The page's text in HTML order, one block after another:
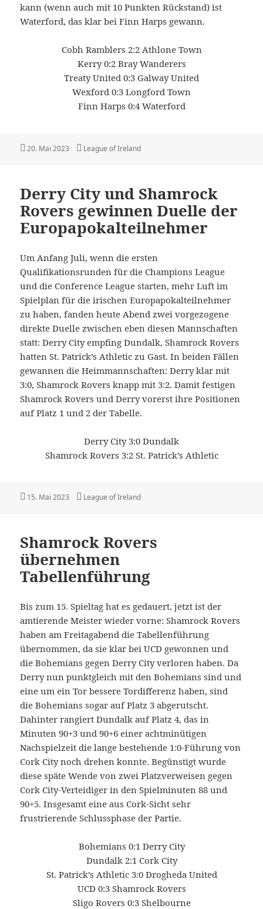
kann (wenn auch mit 10 Punkten Rückstand) ist
Waterford, das klar bei Finn Harps gewann.
Cobh Ramblers 2:2 Athlone Town
Kerry 0:2 Bray Wanderers
Treaty United 0:3 Galway United
Wexford 0:3 Longford Town
Finn Harps 0:4 Waterford
Veröffentlicht
20. Mai 2023 Kategorien
League of Ireland
Derry City und Shamrock
Rovers gewinnen Duelle der
Europapokalteilnehmer
Um Anfang Juli, wenn die ersten
Qualifikationsrunden für die Champions League
und die Conference League starten, mehr Luft im
Spielplan für die irischen Europapokalteilnehmer
zu haben, fanden heute Abend zwei vorgezogene
direkte Duelle zwischen eben diesen Mannschaften
statt: Derry City empfing Dundalk, Shamrock Rovers
hatten St. Patrick’s Athletic zu Gast. In beiden Fällen
gewannen die Heimmannschaften: Derry klar mit
3:0, Shamrock Rovers knapp mit 3:2. Damit festigen
Shamrock Rovers und Derry vorerst ihre Positionen
auf Platz 1 und 2 der Tabelle.
Derry City 3:0 Dundalk
Shamrock Rovers 3:2 St. Patrick’s Athletic
Veröffentlicht
15. Mai 2023 Kategorien
League of Ireland
Shamrock Rovers
übernehmen
Tabellenführung
Bis zum 15. Spieltag hat es gedauert, jetzt ist der
amtierende Meister wieder vorne: Shamrock Rovers
haben am Freitagabend die Tabellenführung
übernommen, da sie klar bei UCD gewonnen und
die Bohemians gegen Derry City verloren haben. Da
Derry nun punktgleich mit den Bohemians sind und
eine um ein Tor bessere Tordifferenz haben, sind
die Bohemians sogar auf Platz 3 abgerutscht.
Dahinter rangiert Dundalk auf Platz 4, das in
Minuten 90+3 und 90+6 einer achtminütigen
Nachspielzeit die lange bestehende 1:0-Führung von
Cork City noch drehen konnte. Begünstigt wurde
diese späte Wende von zwei Platzverweisen gegen
Cork City-Verteidiger in den Spielminuten 88 und
90+5. Insgesamt eine aus Cork-Sicht sehr
frustrierende Schlussphase der Partie.
Bohemians 0:1 Derry City
Dundalk 2:1 Cork City
St. Patrick’s Athletic 3:0 Drogheda United
UCD 0:3 Shamrock Rovers
Sligo Rovers 0:3 Shelbourne